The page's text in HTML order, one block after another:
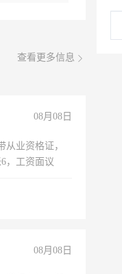
查看更多信息
08月08日
从业资格证，
，工资面议
08月08日